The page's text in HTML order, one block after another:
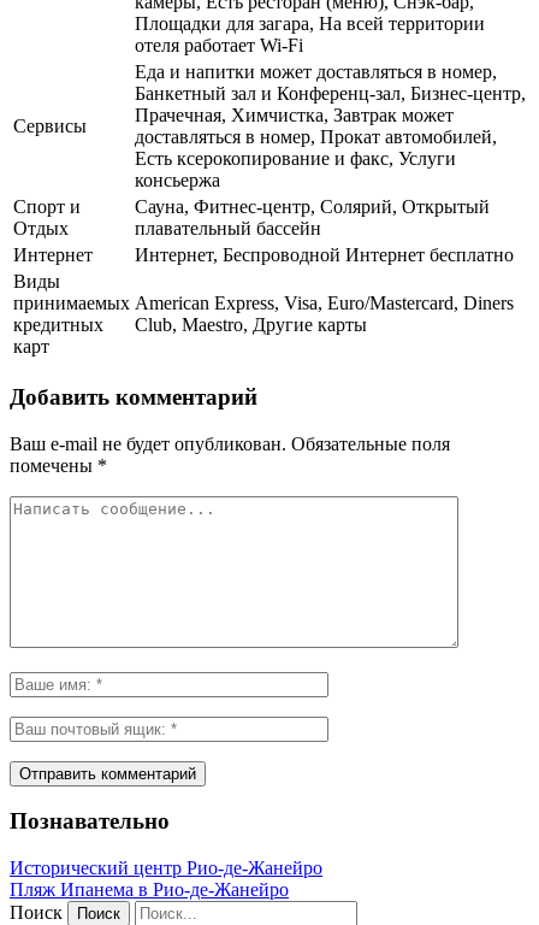
Площадки для загара, На всей территории
отеля работает Wi-Fi
Сервисы
Еда и напитки может доставляться в номер,
Банкетный зал и Конференц-зал, Бизнес-центр,
Прачечная, Химчистка, Завтрак может
доставляться в номер, Прокат автомобилей,
Есть ксерокопирование и факс, Услуги
консьержа
Спорт и
Отдых
Сауна, Фитнес-центр, Солярий, Открытый
плавательный бассейн
Интернет
Интернет, Беспроводной Интернет бесплатно
Виды
принимаемых
кредитных
карт
American Express, Visa, Euro/Mastercard, Diners
Club, Maestro, Другие карты
Добавить комментарий
Ваш e-mail не будет опубликован. Обязательные поля
помечены *
Познавательно
Исторический центр Рио-де-Жанейро
Пляж Ипанема в Рио-де-Жанейро
Поиск